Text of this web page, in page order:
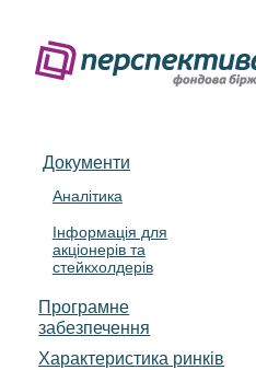
Документи
Аналітика
Інформація для
акціонерів та
стейкхолдерів
Програмне
забезпечення
Характеристика pинків